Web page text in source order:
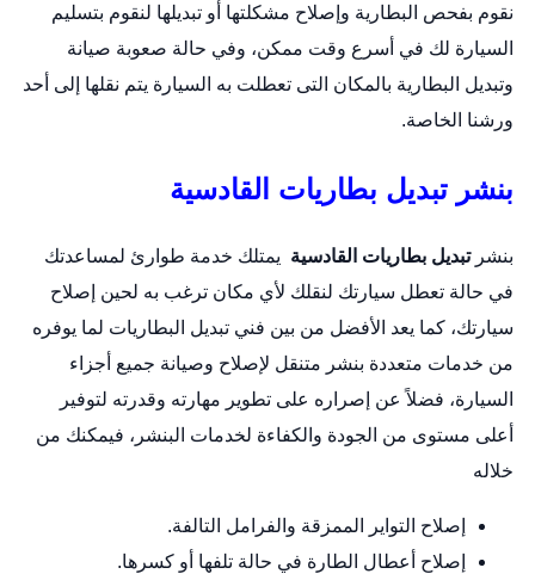
نقوم بفحص البطارية وإصلاح مشكلتها أو تبديلها لنقوم بتسليم
السيارة لك في أسرع وقت ممكن، وفي حالة صعوبة صيانة
وتبديل البطارية بالمكان التى تعطلت به السيارة يتم نقلها إلى أحد
ورشنا الخاصة.
بنشر تبديل بطاريات القادسية
بنشرتبديل بطاريات القادسية يمتلك خدمة طوارئ لمساعدتك
في حالة تعطل سيارتك لنقلك لأي مكان ترغب به لحين إصلاح
سيارتك، كما يعد الأفضل من بين فني تبديل البطاريات لما يوفره
من خدمات متعددة بنشر متنقل لإصلاح وصيانة جميع أجزاء
السيارة، فضلاً عن إصراره على تطوير مهارته وقدرته لتوفير
أعلى مستوى من الجودة والكفاءة لخدمات البنشر، فيمكنك من
خلاله
إصلاح التواير الممزقة والفرامل التالفة.
إصلاح أعطال الطارة في حالة تلفها أو كسرها.